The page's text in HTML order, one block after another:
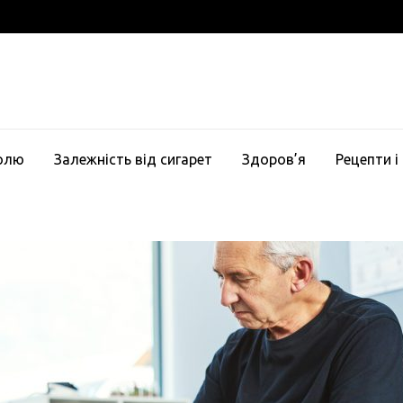
Залежність від сигарет Здоров’я Рецепти